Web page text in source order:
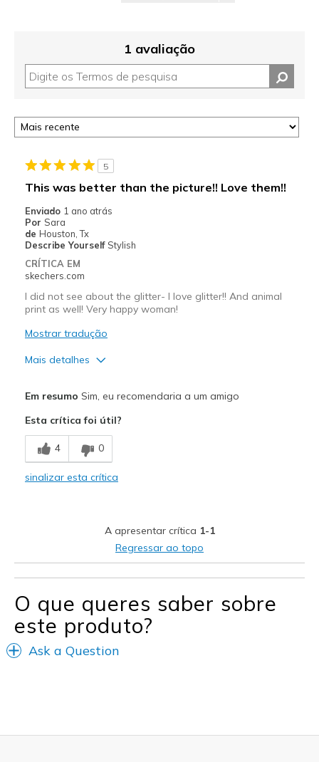
1 avaliação
5
This was better than the picture!! Love them!!
Enviado 1 ano atrás
Por Sara
de Houston, Tx
Describe Yourself Stylish
CRÍTICA EM
skechers.com
I did not see about the glitter- I love glitter!! And animal
print as well! Very happy woman!
Mostrar tradução
Mais detalhes
Comfortable
Melhores utilizações
Casual Wear
Feels true to size
I'm Really Into Shoes
Em resumo Sim, eu recomendaria a um amigo
Esta crítica foi útil?
4 0
sinalizar esta crítica
A apresentar crítica 1-1
Regressar ao topo
O que queres saber sobre
este produto?
Ask a Question